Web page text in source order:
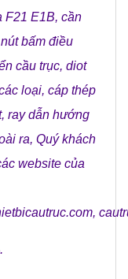
F21 E1B, cần
nút bấm điều
cầu trục, diot
loại, cáp thép
, ray dẫn hướng
ra, Quý khách
website của
,
.